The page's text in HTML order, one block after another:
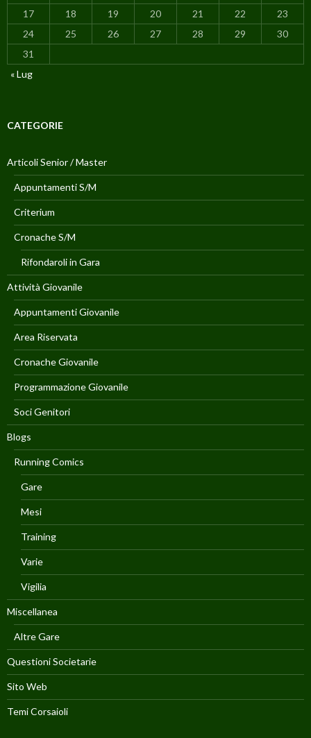
17
18 19 20 21 22
23
24
25 26 27 28 29
30
31
« Lug
CATEGORIE
Articoli Senior / Master
Appuntamenti S/M
Criterium
Cronache S/M
Rifondaroli in Gara
Attività Giovanile
Appuntamenti Giovanile
Area Riservata
Cronache Giovanile
Programmazione Giovanile
Soci Genitori
Blogs
Running Comics
Gare
Mesi
Training
Varie
Vigilia
Miscellanea
Altre Gare
Questioni Societarie
Sito Web
Temi Corsaioli